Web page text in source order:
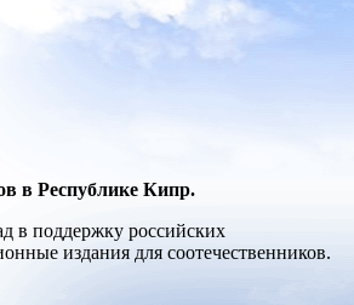
в Республике Кипр.
в поддержку российских
издания для соотечественников.